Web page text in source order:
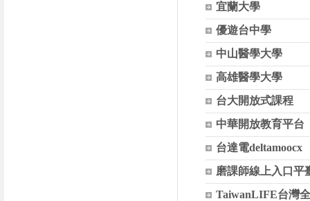
宜蘭大學
優遊台中學
中山醫學大學
高雄醫學大學
台大開放式課程
中華開放教育平台
台達電deltamoocx
磨課師線上入口平
TaiwanLIFE台灣